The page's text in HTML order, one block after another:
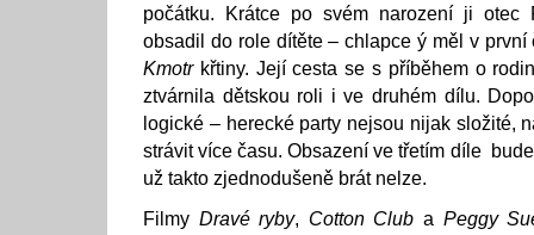
počátku. Krátce po svém narození ji otec
obsadil do role dítěte – chlapce ý měl v první
Kmotrkřtiny. Její cesta se s příběhem o
ztvárnila dětskou roli i ve druhém dílu.
logické – herecké party nejsou nijak složité,
strávit více času. Obsazení ve třetím díle
už takto zjednodušeně brát nelze.
Filmy Dravé ryby, Cotton Club a Peggy